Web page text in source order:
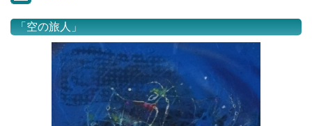
「空の旅人」